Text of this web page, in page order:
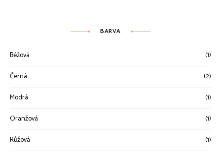
BARVA
Béžová (1)
Černá (2)
Modrá (1)
Oranžová (1)
Růžová (1)